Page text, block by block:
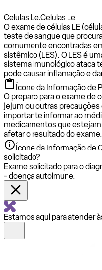
Celulas Le.Celulas Le
O exame de células LE
teste de sangue que
comumente encontradas
sistêmico (LES). O LES é
sistema imunológico ataca
pode causar inflamação e
Ícone da Informação de
O preparo para o exame de
jejum ou outras
importante informar ao
medicamentos que
afetar o resultado do exame.
Ícone da Informação de
solicitado?
Exame solicitado para o
- doença autoimune.
Estamos aqui para atender